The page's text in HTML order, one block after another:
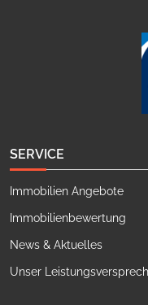
SERVICE
Immobilien Angebote
Immobilienbewertung
News & Aktuelles
Unser